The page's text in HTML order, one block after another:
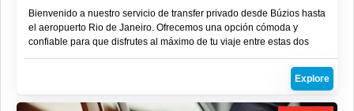
Bienvenido a nuestro servicio de transfer privado desde Búzios hasta
el aeropuerto Rio de Janeiro. Ofrecemos una opción cómoda y
confiable para que disfrutes al máximo de tu viaje entre estas dos
increíbles ubicaciones.
Explore